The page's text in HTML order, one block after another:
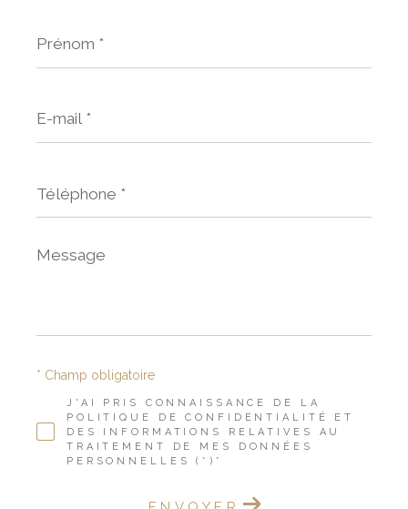
*
mail
*
Message
J'AI PRIS CONNAISSANCE DE LA
POLITIQUE DE CONFIDENTIALITÉ ET
DES INFORMATIONS RELATIVES AU
TRAITEMENT DE MES DONNÉES
PERSONNELLES (*)*
* Champ obligatoire